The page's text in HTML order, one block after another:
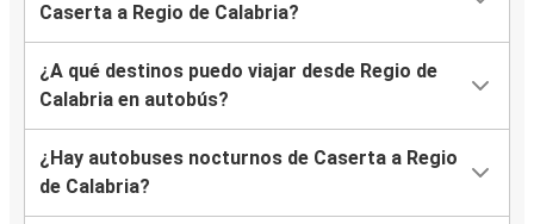
Caserta a Regio de Calabria?
¿A qué destinos puedo viajar desde Regio de
Calabria en autobús?
¿Hay autobuses nocturnos de Caserta a Regio
de Calabria?